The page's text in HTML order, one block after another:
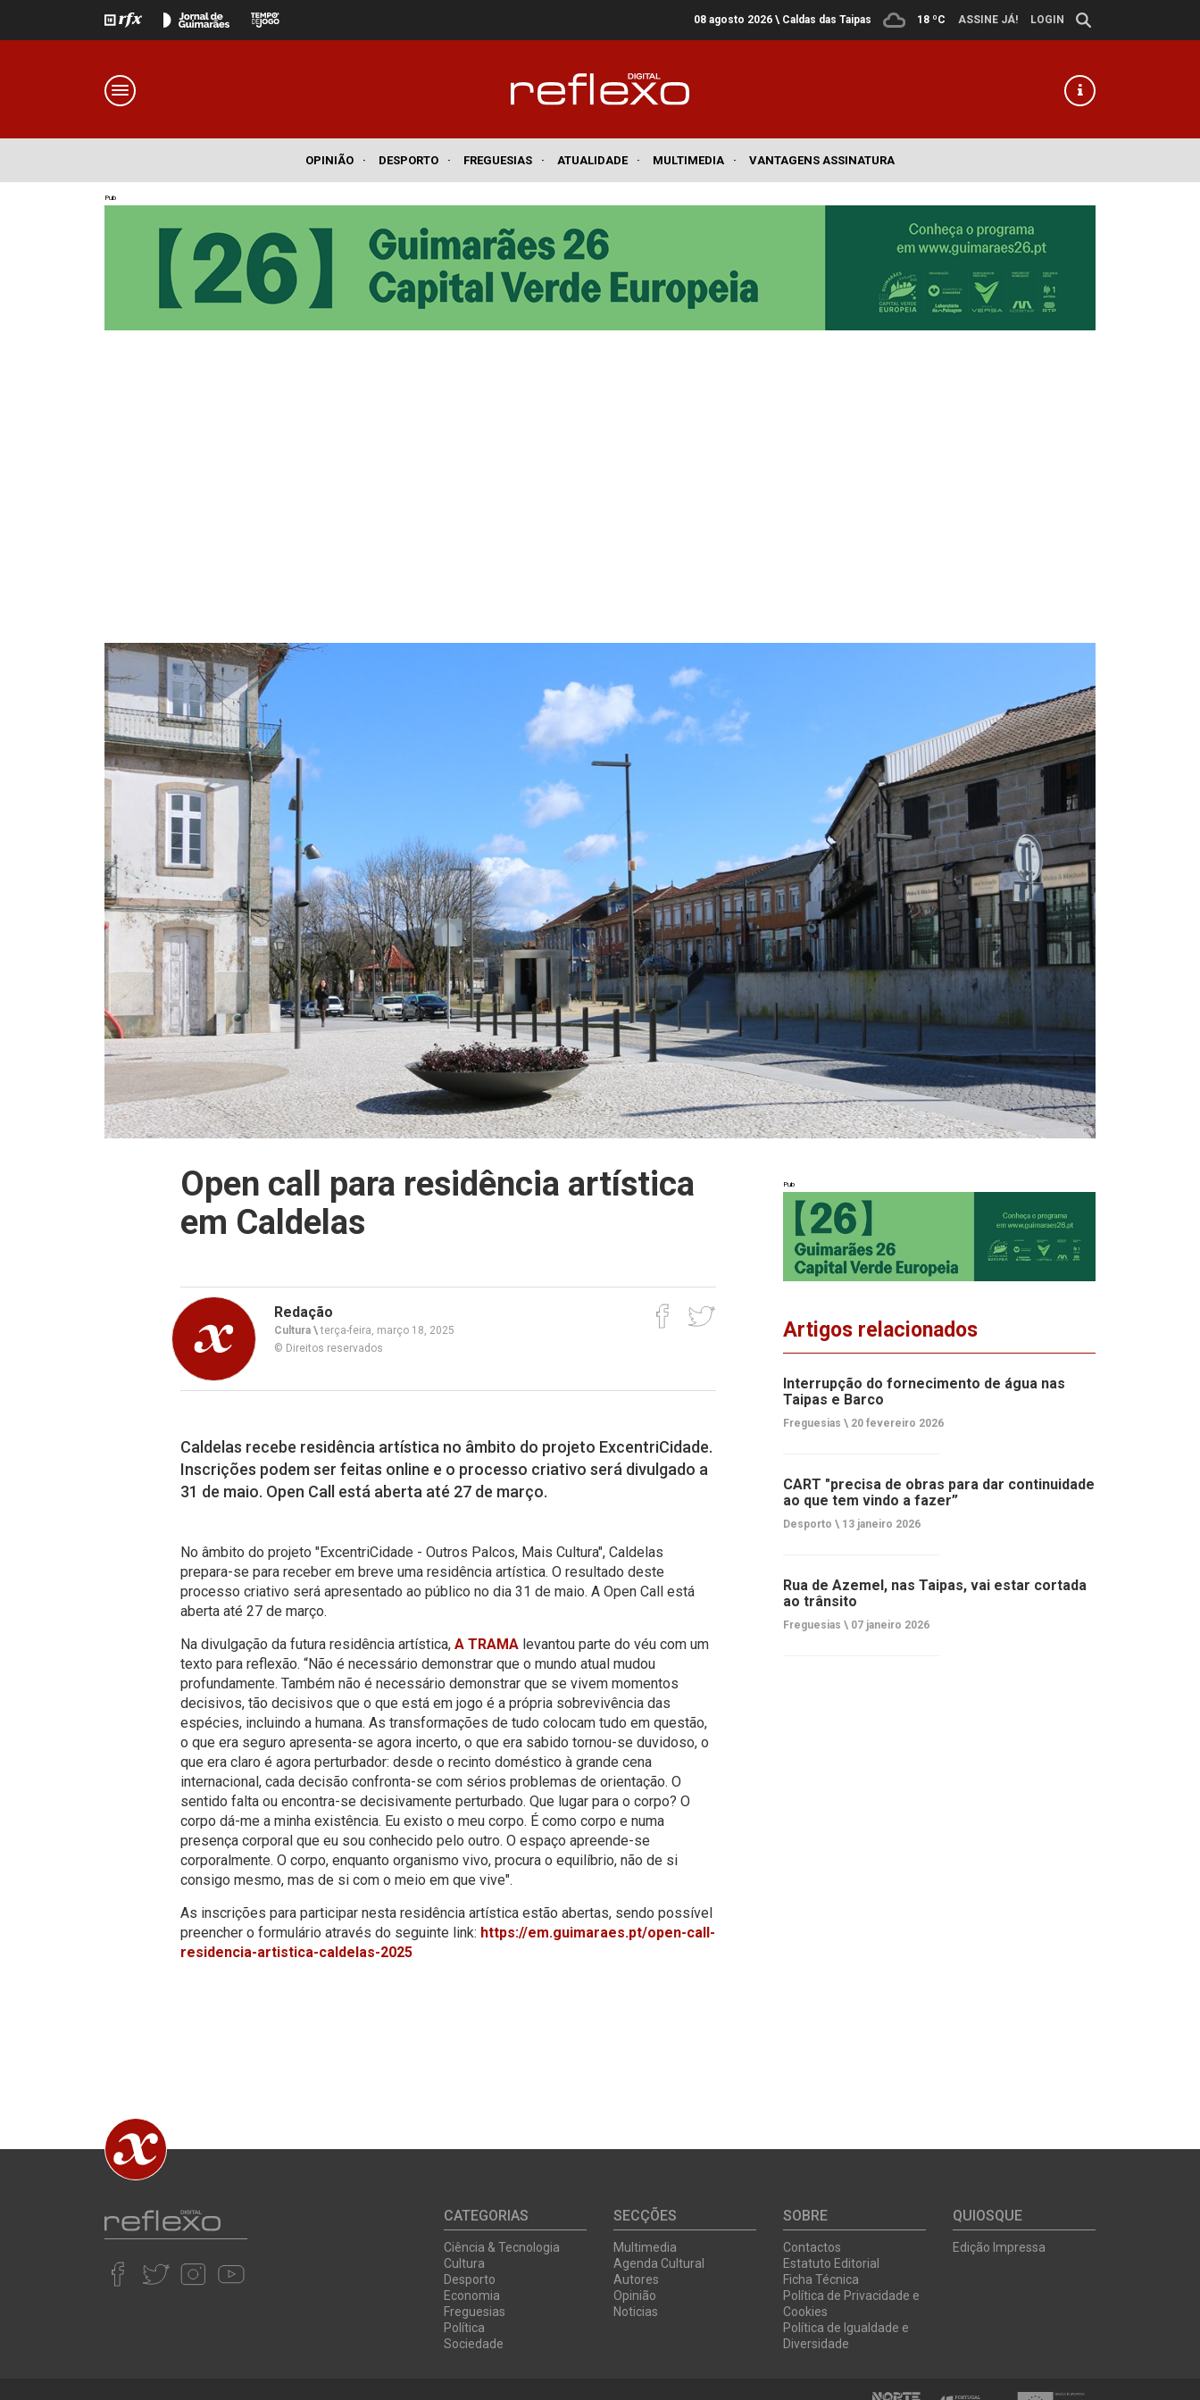
08 agosto 2026 \ Caldas das Taipas 18 ºC ASSINE JÁ! LOGIN
OPINIÃO · DESPORTO · FREGUESIAS · ATUALIDADE · MULTIMEDIA · VANTAGENS ASSINATURA
Pub
Open call para residência artística
em Caldelas
Redação
Cultura \terça-feira, março 18, 2025
© Direitos reservados
Caldelas recebe residência artística no âmbito do projeto ExcentriCidade.
Inscrições podem ser feitas online e o processo criativo será divulgado a
31 de maio. Open Call está aberta até 27 de março.
No âmbito do projeto "ExcentriCidade - Outros Palcos, Mais Cultura", Caldelas
prepara-se para receber em breve uma residência artística. O resultado deste
processo criativo será apresentado ao público no dia 31 de maio. A Open Call está
aberta até 27 de março.
Na divulgação da futura residência artística, A TRAMA levantou parte do véu com um
texto para reflexão. “Não é necessário demonstrar que o mundo atual mudou
profundamente. Também não é necessário demonstrar que se vivem momentos
decisivos, tão decisivos que o que está em jogo é a própria sobrevivência das
espécies, incluindo a humana. As transformações de tudo colocam tudo em questão,
o que era seguro apresenta-se agora incerto, o que era sabido tornou-se duvidoso, o
que era claro é agora perturbador: desde o recinto doméstico à grande cena
internacional, cada decisão confronta-se com sérios problemas de orientação. O
sentido falta ou encontra-se decisivamente perturbado. Que lugar para o corpo? O
corpo dá-me a minha existência. Eu existo o meu corpo. É como corpo e numa
presença corporal que eu sou conhecido pelo outro. O espaço apreende-se
corporalmente. O corpo, enquanto organismo vivo, procura o equilíbrio, não de si
consigo mesmo, mas de si com o meio em que vive".
As inscrições para participar nesta residência artística estão abertas, sendo possível
preencher o formulário através do seguinte link: https://em.guimaraes.pt/open-call-
residencia-artistica-caldelas-2025
Pub
Artigos relacionados
Interrupção do fornecimento de água nas
Taipas e Barco
Freguesias \ 20 fevereiro 2026
CART "precisa de obras para dar continuidade
ao que tem vindo a fazer”
Desporto \ 13 janeiro 2026
Rua de Azemel, nas Taipas, vai estar cortada
ao trânsito
Freguesias \ 07 janeiro 2026
CATEGORIAS
Ciência & Tecnologia
Cultura
Desporto
Economia
Freguesias
Política
Sociedade
SECÇÕES
Multimedia
Agenda Cultural
Autores
Opinião
Noticias
SOBRE
Contactos
Estatuto Editorial
Ficha Técnica
Política de Privacidade e
Cookies
Política de Igualdade e
Diversidade
QUIOSQUE
Edição Impressa